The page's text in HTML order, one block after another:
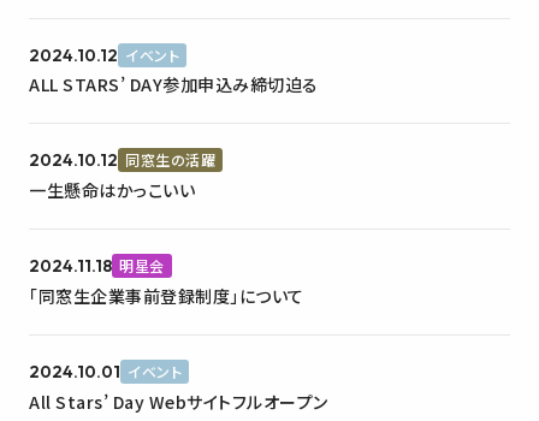
2024.10.12 イベント
ALL STARS’ DAY参加申込み締切迫る
2024.10.12 同窓生の活躍
一生懸命はかっこいい
2024.11.18 明星会
「同窓生企業事前登録制度」について
2024.10.01 イベント
All Stars’ Day Webサイトフルオープン